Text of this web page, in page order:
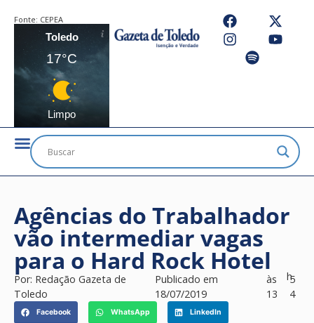
Fonte: CEPEA
Toledo
17°C
Limpo
Agências do Trabalhador
vão intermediar vagas
para o Hard Rock Hotel
Por: Redação Gazeta de
Toledo
Publicado em
18/07/2019
às
13
h5
4
Facebook WhatsApp LinkedIn